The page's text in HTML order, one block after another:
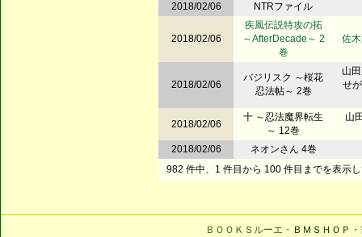
2018/02/06
NTRファイル
2018/02/06
疾風伝説特攻の拓
～AfterDecade～ 2
巻
佐
2018/02/06
バジリスク ～桜花
忍法帖～ 2巻
山
せ
2018/02/06
十 ～忍法魔界転生
～ 12巻
山
2018/02/06
ネオンさん 4巻
982 件中、1 件目から 100 件目までを表示
ＢＯＯＫＳルーエ・ ＢＭＳＨＯＰ